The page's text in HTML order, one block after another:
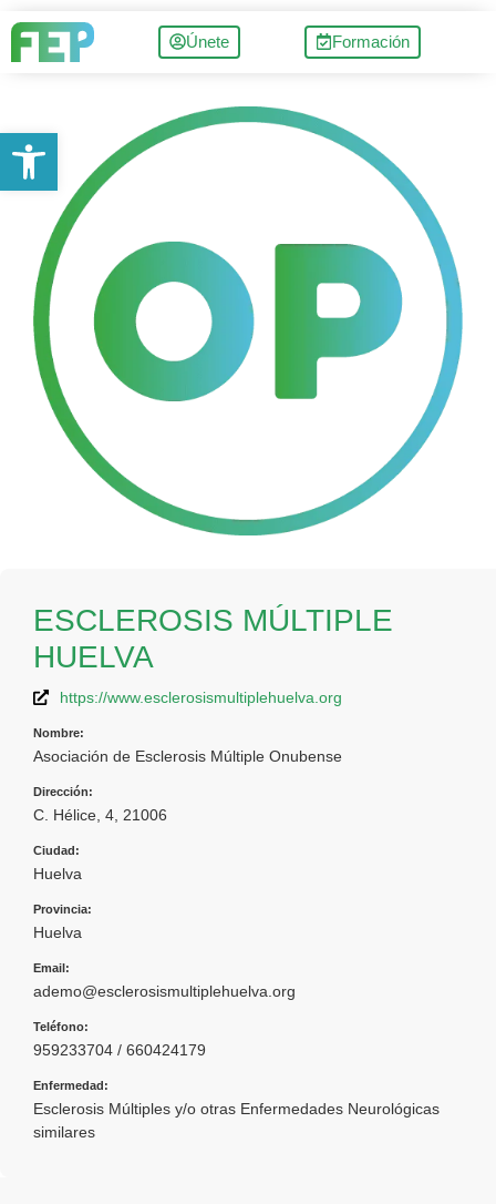
Únete Formación
ESCLEROSIS MÚLTIPLE
HUELVA
https://www.esclerosismultiplehuelva.org
Nombre:
Asociación de Esclerosis Múltiple Onubense
Dirección:
C. Hélice, 4, 21006
Ciudad:
Huelva
Provincia:
Huelva
Email:
ademo@esclerosismultiplehuelva.org
Teléfono:
959233704 / 660424179
Enfermedad:
Esclerosis Múltiples y/o otras Enfermedades Neurológicas
similares
Abrir barra de herramientas